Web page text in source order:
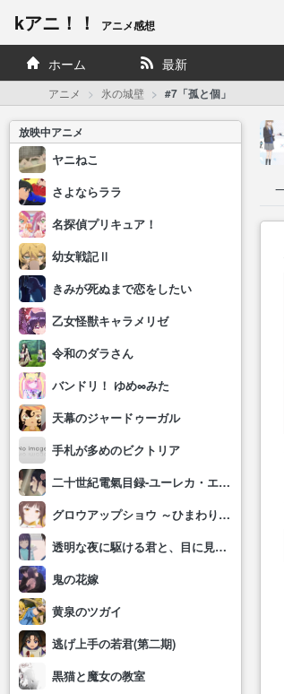
kアニ！！ アニメ感想
ホーム 最新
アニメ 氷の城壁 #7「孤と個」
放映中アニメ
ヤニねこ
さよならララ
名探偵プリキュア！
幼女戦記Ⅱ
きみが死ぬまで恋をしたい
乙女怪獣キャラメリゼ
令和のダラさん
バンドリ！ ゆめ∞みた
天幕のジャードゥーガル
手札が多めのビクトリア
二十世紀電氣目録-ユーレカ・エヴリカ-
グロウアップショウ ～ひまわりのサーカス団～
透明な夜に駆ける君と、目に見えない恋をした。
鬼の花嫁
黄泉のツガイ
逃げ上手の若君(第二期)
黒猫と魔女の教室